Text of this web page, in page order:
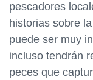
pescadores
historias sobre
puede ser muy
incluso tendrán
peces que